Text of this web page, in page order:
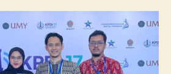
Raih
Juara
Lomba
Poster